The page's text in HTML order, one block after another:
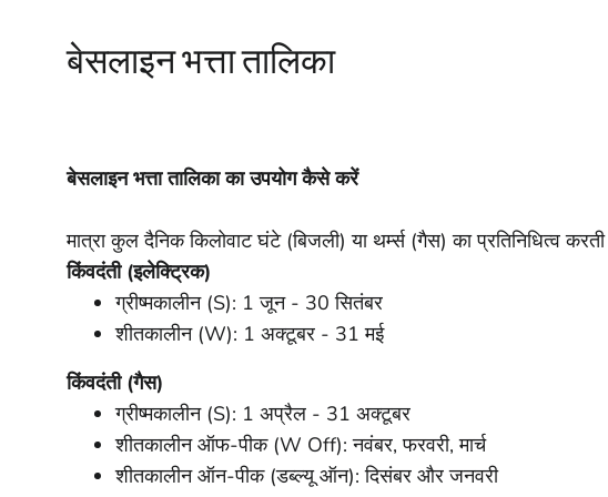
बेसलाइन भत्ता तालिका
बेसलाइन भत्ता तालिका का उपयोग कैसे करें
मात्रा कुल दैनिक किलोवाट घंटे (बिजली) या थर्म्स (गैस) का प्रतिनिधित्व
किंवदंती (इलेक्ट्रिक)
ग्रीष्मकालीन (S): 1 जून - 30 सितंबर
शीतकालीन (W): 1 अक्टूबर - 31 मई
किंवदंती (गैस)
ग्रीष्मकालीन (S): 1 अप्रैल - 31 अक्टूबर
शीतकालीन ऑफ-पीक (W Off): नवंबर, फरवरी, मार्च
शीतकालीन ऑन-पीक (डब्ल्यू ऑन): दिसंबर और जनवरी